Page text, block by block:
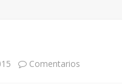
Comentarios